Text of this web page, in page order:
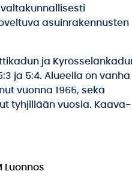
asuinrakennusten
ja
ja 5:4. Alueella on vanha
vuonna 1965, sekä
tyhjillään vuosia. Kaava-
Luonnos